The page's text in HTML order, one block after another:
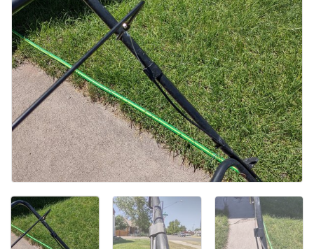
Abbrechen Kommentieren